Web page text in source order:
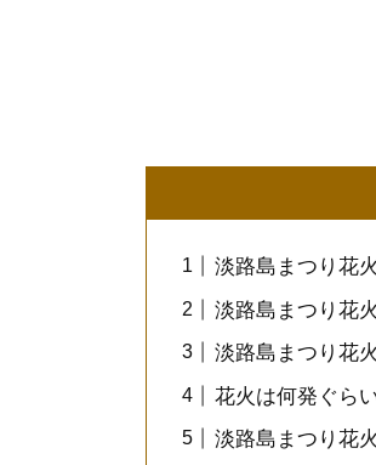
淡路島まつり花
淡路島まつり花
淡路島まつり花
花火は何発ぐら
淡路島まつり花